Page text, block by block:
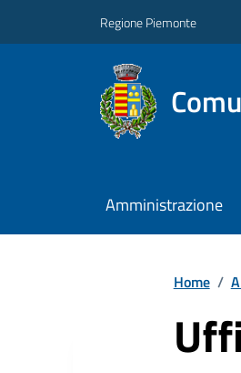
Regione Piemonte
Amministrazione
Home /